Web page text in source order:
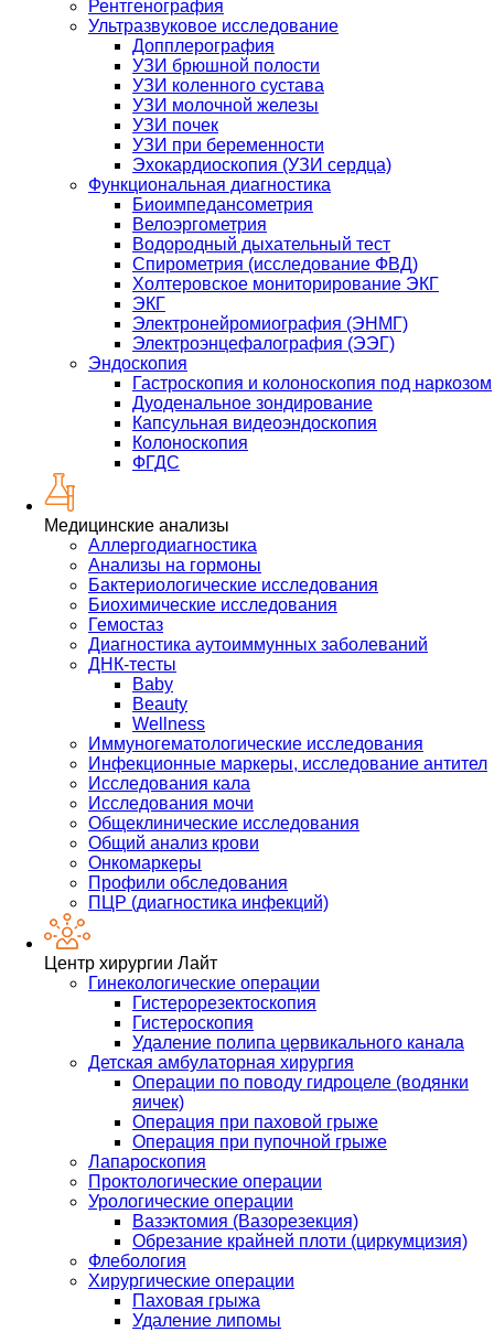
Рентгенография
Ультразвуковое исследование
Допплерография
УЗИ брюшной полости
УЗИ коленного сустава
УЗИ молочной железы
УЗИ почек
УЗИ при беременности
Эхокардиоскопия (УЗИ сердца)
Функциональная диагностика
Биоимпедансометрия
Велоэргометрия
Водородный дыхательный тест
Спирометрия (исследование ФВД)
Холтеровское мониторирование ЭКГ
ЭКГ
Электронейромиография (ЭНМГ)
Электроэнцефалография (ЭЭГ)
Эндоскопия
Гастроскопия и колоноскопия под наркозом
Дуоденальное зондирование
Капсульная видеоэндоскопия
Колоноскопия
ФГДС
Медицинские анализы
Аллергодиагностика
Анализы на гормоны
Бактериологические исследования
Биохимические исследования
Гемостаз
Диагностика аутоиммунных заболеваний
ДНК-тесты
Baby
Beauty
Wellness
Иммуногематологические исследования
Инфекционные маркеры, исследование антител
Исследования кала
Исследования мочи
Общеклинические исследования
Общий анализ крови
Онкомаркеры
Профили обследования
ПЦР (диагностика инфекций)
Центр хирургии Лайт
Гинекологические операции
Гистерорезектоскопия
Гистероскопия
Удаление полипа цервикального канала
Детская амбулаторная хирургия
Операции по поводу гидроцеле (водянки
яичек)
Операция при паховой грыже
Операция при пупочной грыже
Лапароскопия
Проктологические операции
Урологические операции
Вазэктомия (Вазорезекция)
Обрезание крайней плоти (циркумцизия)
Флебология
Хирургические операции
Паховая грыжа
Удаление липомы